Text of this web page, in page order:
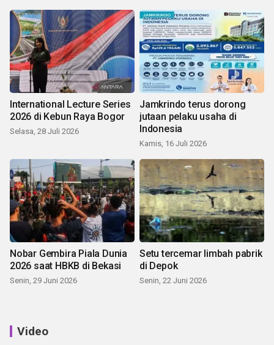
International Lecture Series
2026 di Kebun Raya Bogor
Selasa, 28 Juli 2026
Jamkrindo terus dorong
jutaan pelaku usaha di
Indonesia
Kamis, 16 Juli 2026
Nobar Gembira Piala Dunia
2026 saat HBKB di Bekasi
Senin, 29 Juni 2026
Setu tercemar limbah pabrik
di Depok
Senin, 22 Juni 2026
Video